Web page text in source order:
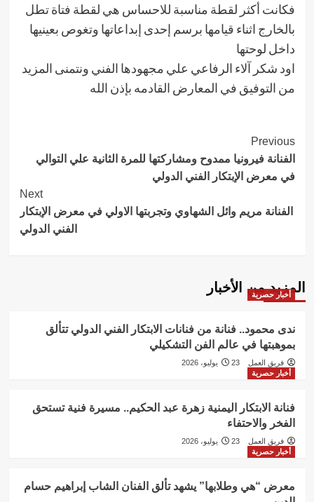
فكانت أكثر لقطة مناسبة للاحساس هي لقطة فتاة تطل
بالخارج اثناء قيامها برسم إحدى إبداعاتها وتغوص بعينيها
داخل لوحتها
اود شكر آلاء الرفاعي علي مجهودها الفني ونتمنى المزيد
من التوفيق في المعارض القادمه بإذن الله
Post
Navigation
Previous
الفنانة فيرونيا ممدوح ومشاركتها للمرة الثانية علي التوالي
في معرض الإبتكار الفني الدولي
Next
الفنانة مريم وائل الشهاوي وتجربتها الاولي في معرض الإبتكار
الفني الدولي
المزيد من الأخبار
أخبار حصرية
ندى محمود.. فنانة من فنانات الابتكار الفني الدولي تتألق
بموهبتها في عالم الفن التشكيلي
فريق العمل
23 يوليو، 2026
أخبار حصرية
فنانة الابتكار اليمنية زهرة عبد الحكيم.. مسيرة فنية تستحق
الفخر والاحتفاء
فريق العمل
23 يوليو، 2026
أخبار حصرية
معرض “هي وطلابها” يشهد تألق الفنان الشاب إبراهيم حسام